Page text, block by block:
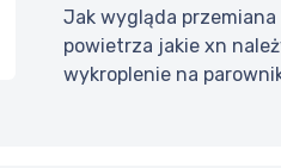
Jak wygląda
powietrza jakie xn
wykroplenie na